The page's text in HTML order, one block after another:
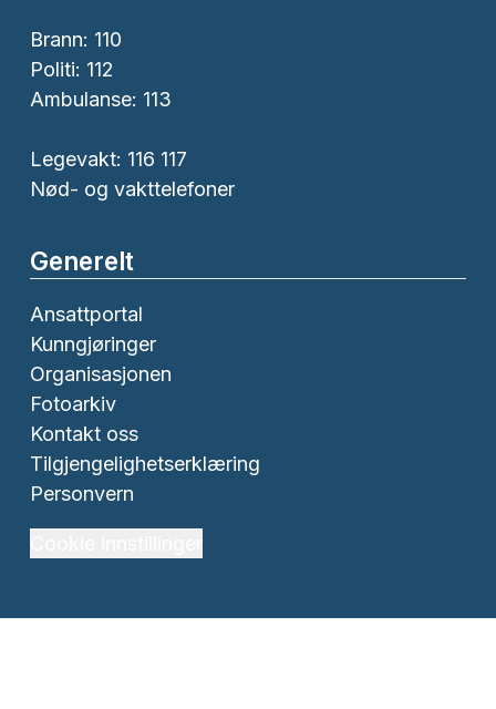
Brann: 110
Politi: 112
Ambulanse: 113
Legevakt: 116 117
Nød- og vakttelefoner
Generelt
Ansattportal
Kunngjøringer
Organisasjonen
Fotoarkiv
Kontakt oss
Tilgjengelighetserklæring
Personvern